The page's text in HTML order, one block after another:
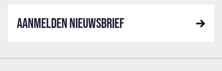
AANMELDEN NIEUWSBRIEF